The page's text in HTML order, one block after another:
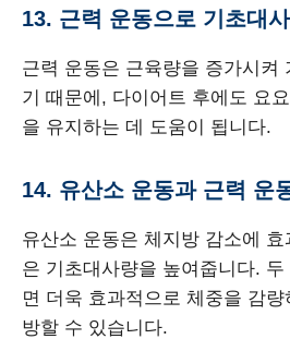
13. 근력 운동으로 기초대
근력 운동은 근육량을 증가시켜
기 때문에, 다이어트 후에도 요
을 유지하는 데 도움이 됩니다.
14. 유산소 운동과 근력 운
유산소 운동은 체지방 감소에
은 기초대사량을 높여줍니다.
면 더욱 효과적으로 체중을 감
방할 수 있습니다.